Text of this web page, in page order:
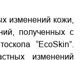
изменений кожи,
полученных с
“EcoSkin”.
изменений